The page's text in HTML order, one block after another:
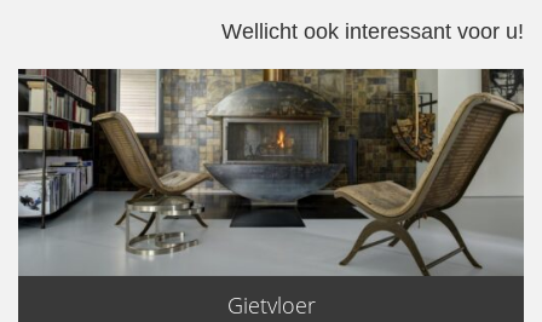
Wellicht ook interessant voor u!
Gietvloer